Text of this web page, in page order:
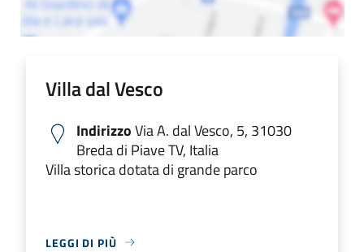
Villa dal Vesco
IndirizzoVia A. dal Vesco, 5, 31030
Breda di Piave TV, Italia
Villa storica dotata di grande parco
LEGGI DI PIÙ